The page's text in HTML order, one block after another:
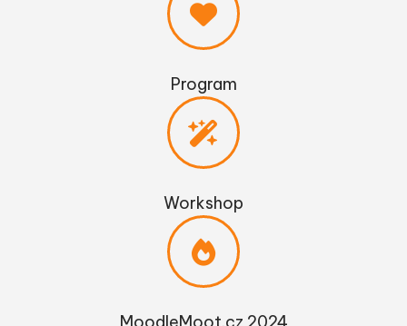
Program
Workshop